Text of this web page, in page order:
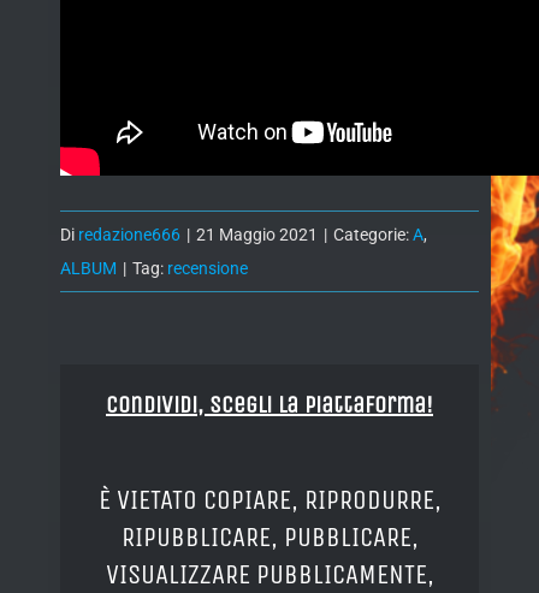
Di redazione666 | 21 Maggio 2021 | Categorie:A,
ALBUM | Tag: recensione
Condividi, Scegli la piattaforma!
È VIETATO COPIARE, RIPRODURRE,
RIPUBBLICARE, PUBBLICARE,
VISUALIZZARE PUBBLICAMENTE,